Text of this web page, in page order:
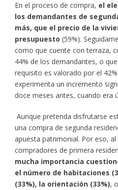
En el proceso de compra, el
los demandantes de
más, que el precio de la
presupuesto (59%).
como que cuente con terraza,
44% de los demandantes, o
requisito es valorado por el
experimenta un incremento
doce meses antes, cuando era
Aunque pretenda disfrutarse
una compra de segunda
apuesta patrimonial. Por eso,
compradores de primera
mucha importancia
el número de habitaciones
(33%), la orientación (33%),